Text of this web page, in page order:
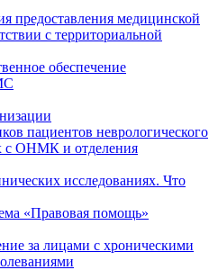
предоставления медицинской
с территориальной
обеспечение
пациентов неврологического
с ОНМК и отделения
исследованиях. Что
«Правовая помощь»
за лицами с хроническими